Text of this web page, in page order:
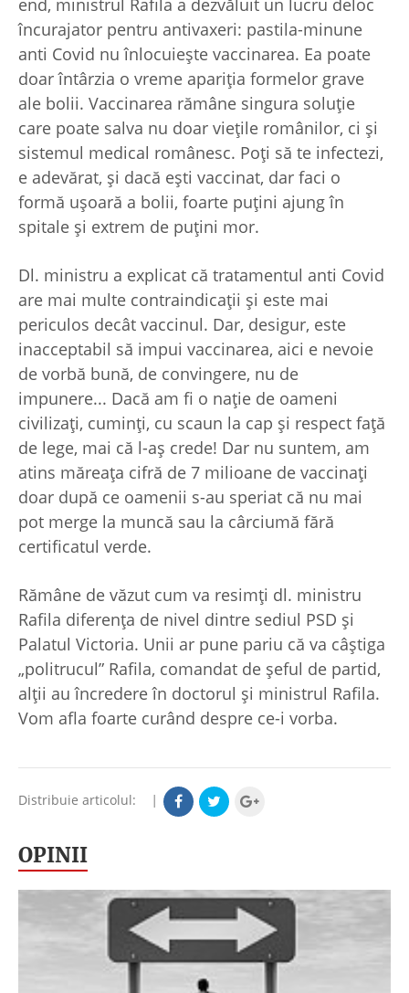
end, ministrul Rafila a dezvăluit un lucru deloc
încurajator pentru antivaxeri: pastila-minune
anti Covid nu înlocuieşte vaccinarea. Ea poate
doar întârzia o vreme apariţia formelor grave
ale bolii. Vaccinarea rămâne singura soluţie
care poate salva nu doar vieţile românilor, ci şi
sistemul medical românesc. Poţi să te infectezi,
e adevărat, şi dacă eşti vaccinat, dar faci o
formă uşoară a bolii, foarte puţini ajung în
spitale şi extrem de puţini mor.
Dl. ministru a explicat că tratamentul anti Covid
are mai multe contraindicaţii şi este mai
periculos decât vaccinul. Dar, desigur, este
inacceptabil să impui vaccinarea, aici e nevoie
de vorbă bună, de convingere, nu de
impunere... Dacă am fi o naţie de oameni
civilizaţi, cuminţi, cu scaun la cap şi respect faţă
de lege, mai că l-aş crede! Dar nu suntem, am
atins măreaţa cifră de 7 milioane de vaccinaţi
doar după ce oamenii s-au speriat că nu mai
pot merge la muncă sau la cârciumă fără
certificatul verde.
Rămâne de văzut cum va resimţi dl. ministru
Rafila diferenţa de nivel dintre sediul PSD şi
Palatul Victoria. Unii ar pune pariu că va câştiga
„politrucul” Rafila, comandat de şeful de partid,
alţii au încredere în doctorul şi ministrul Rafila.
Vom afla foarte curând despre ce-i vorba.
Distribuie articolul: |
OPINII